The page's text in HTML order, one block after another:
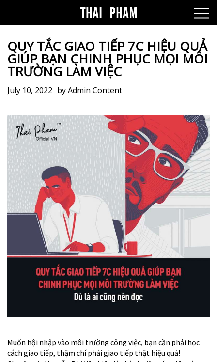
QUY TẮC GIAO TIẾP 7C HIỆU QUẢ
GIÚP BẠN CHINH PHỤC MỌI MÔI
TRƯỜNG LÀM VIỆC
July 10, 2022 byAdmin Content
Muốn hội nhập vào môi trường công việc, bạn cần phải học
cách giao tiếp, thậm chí phải giao tiếp thật hiệu quả!